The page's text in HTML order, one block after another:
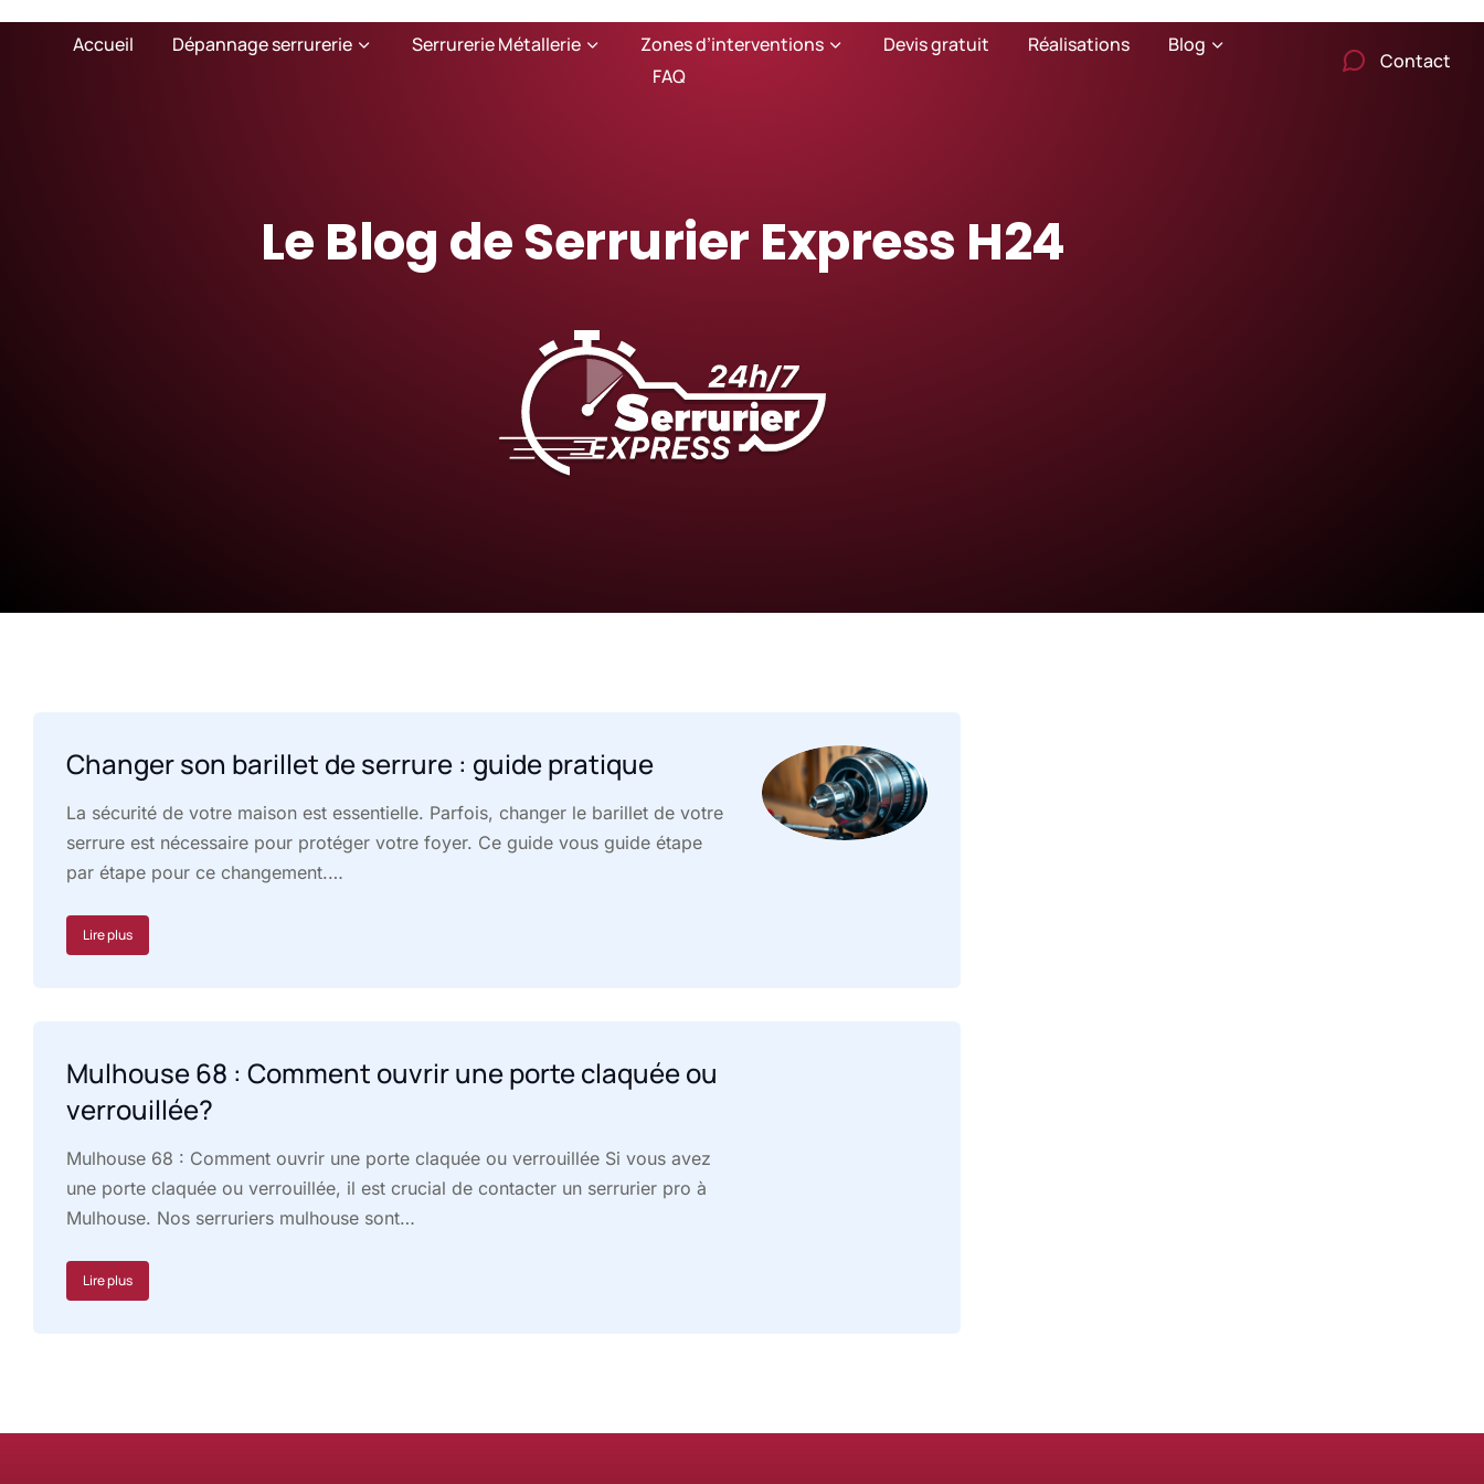
Accueil Dépannage serrurerie Serrurerie Métallerie Zones d’interventions Devis gratuit Réalisations
Blog
FAQ
Contact
Le Blog de Serrurier Express H24
Changer son barillet de serrure : guide pratique
La sécurité de votre maison est essentielle. Parfois, changer le barillet de votre
serrure est nécessaire pour protéger votre foyer. Ce guide vous guide étape
par étape pour ce changement.…
Lire plus
Mulhouse 68 : Comment ouvrir une porte claquée ou
verrouillée?
Mulhouse 68 : Comment ouvrir une porte claquée ou verrouillée Si vous avez
une porte claquée ou verrouillée, il est crucial de contacter un serrurier pro à
Mulhouse. Nos serruriers mulhouse sont…
Lire plus